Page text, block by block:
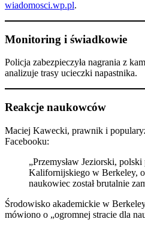
wiadomosci.wp.pl.
Monitoring i świadkowie
Policja zabezpieczyła nagrania z
analizuje trasy ucieczki napastnika.
Reakcje naukowców
Maciej Kawecki, prawnik i
Facebooku:
„Przemysław Jeziorski,
Kalifornijskiego w Berkeley,
naukowiec został brutalnie
Środowisko akademickie w
mówiono o „ogromnej stracie dla